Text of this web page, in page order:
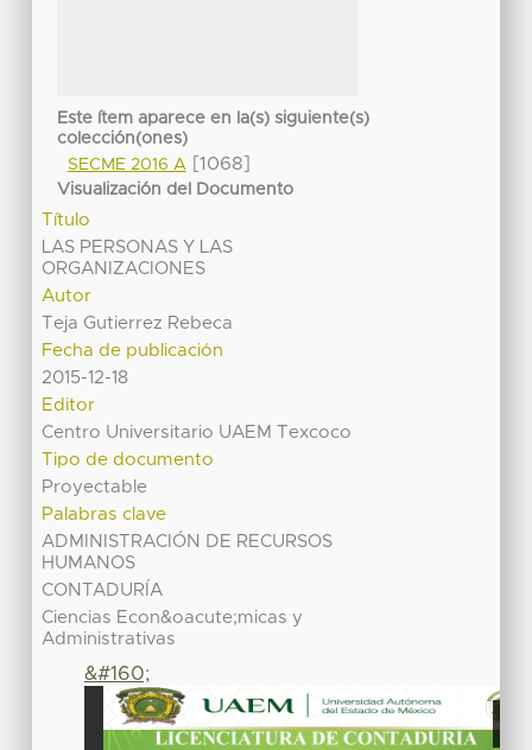
Este ítem aparece en la(s) siguiente(s)
colección(ones)
SECME 2016 A [1068]
Visualización del Documento
Título
LAS PERSONAS Y LAS
ORGANIZACIONES
Autor
Teja Gutierrez Rebeca
Fecha de publicación
2015-12-18
Editor
Centro Universitario UAEM Texcoco
Tipo de documento
Proyectable
Palabras clave
ADMINISTRACIÓN DE RECURSOS
HUMANOS
CONTADURÍA
Ciencias Econ&oacute;micas y
Administrativas
&#160;